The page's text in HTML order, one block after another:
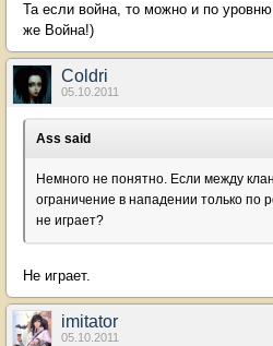
Та если война, то можно и по
же Война!)
Coldri
05.10.2011
Ass said
Немного не понятно. Если между
ограничение в нападении только по
не играет?
Не играет.
imitator
05.10.2011